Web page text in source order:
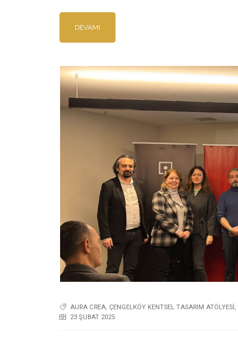
DEVAMI
AURA CREA ÇENGELKÖY KENTSEL TASARIM ATÖLYESI
23 ŞUBAT 2025